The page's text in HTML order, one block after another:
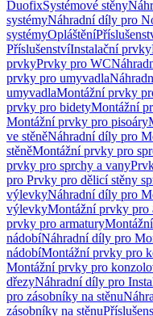
DuofixSystémové stěny
systémyNáhradní díly pro
systémyOpláštění
PříslušenstvíInstalační prvky
prvkyPrvky pro WC
prvky pro umyvadla
umyvadlaMontážní prvky
prvky pro bidetyMontážní
Montážní prvky pro pisoáry
ve stěněNáhradní díly pro
stěněMontážní prvky pro
prvky pro sprchy a vany
pro Prvky pro dělicí stěny
výlevkyNáhradní díly pro
výlevkyMontážní prvky pro
prvky pro armatury
nádobíNáhradní díly pro
nádobíMontážní prvky pro
Montážní prvky pro
dřezyNáhradní díly pro
pro zásobníky na stěnu
zásobníky na stěnu